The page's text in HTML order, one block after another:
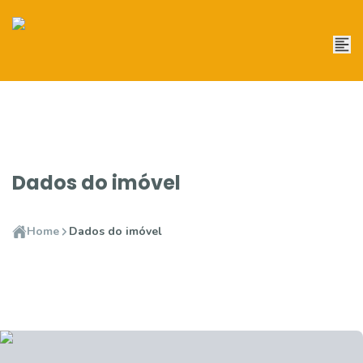
Dados do imóvel
Home Dados do imóvel